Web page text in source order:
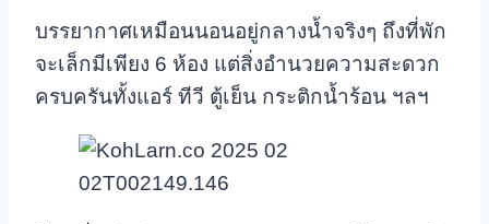
บรรยากาศเหมือนนอนอยู่กลางน้ำจริงๆ ถึงที่พัก
จะเล็กมีเพียง 6 ห้อง แต่สิ่งอำนวยความสะดวก
ครบครันทั้งแอร์ ทีวี ตู้เย็น กระติกน้ำร้อน ฯลฯ